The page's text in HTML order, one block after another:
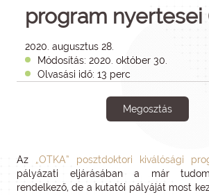
program nyertesei
2020. augusztus 28.
Módosítás: 2020. október 30.
Olvasási idő: 13 perc
Megosztás
Az „OTKA” posztdoktori kiválósági
pályázati eljárásában a már
rendelkező, de a kutatói pályáját most